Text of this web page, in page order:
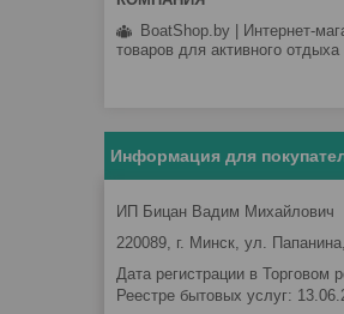
BoatShop.by | Интернет-
товаров для активного отдыха
Информация для
ИП Бицан Вадим Михайлович
220089, г. Минск, ул.
Дата регистрации в Торговом
Реестре бытовых услуг: